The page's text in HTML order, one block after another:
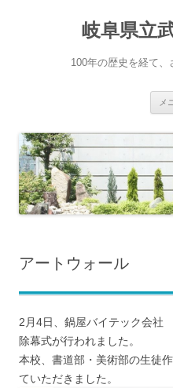
岐阜県立
100年の歴史を経て
メ
アートウォール
2月4日、鍋屋バイテック会
除幕式が行われました。
本校、書道部・美術部の生徒
ていただきました。